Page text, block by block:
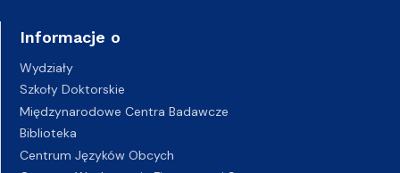
Informacje o
Wydziały
Szkoły Doktorskie
Międzynarodowe Centra Badawcze
Biblioteka
Centrum Języków Obcych